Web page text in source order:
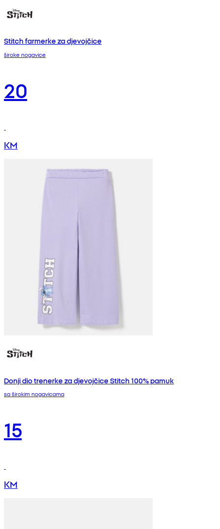
Stitch farmerke za djevojčice
široke nogavice
20
KM
Donji dio trenerke za djevojčice Stitch 100% pamuk
sa širokim nogavicama
15
KM